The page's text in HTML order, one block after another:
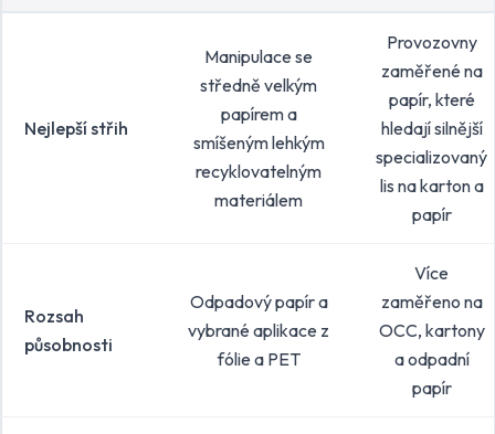
Nejlepší střih
Manipulace se
středně velkým
papírem a
smíšeným lehkým
recyklovatelným
materiálem
Provozovny
zaměřené na
papír, které
hledají silnější
specializovaný
lis na karton a
papír
Rozsah
působnosti
Odpadový papír a
vybrané aplikace z
fólie a PET
Více
zaměřeno na
OCC, kartony
a odpadní
papír